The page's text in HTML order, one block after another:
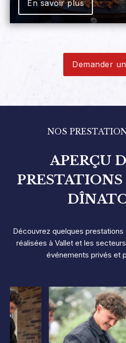
En savoir plus
Demander
NOS
APERÇU
Découvrez quelques
réalisées à Vallet et les
événements privés et